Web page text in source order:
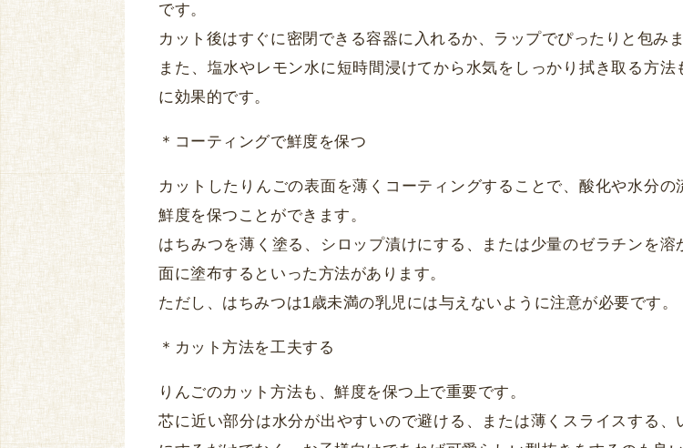
です。
カット後はすぐに密閉できる容器に入れるか、ラップでぴったりと包みま
また、塩水やレモン水に短時間浸けてから水気をしっかり拭き取る方法
に効果的です。
＊コーティングで鮮度を保つ
カットしたりんごの表面を薄くコーティングすることで、酸化や水分の
鮮度を保つことができます。
はちみつを薄く塗る、シロップ漬けにする、または少量のゼラチンを溶
面に塗布するといった方法があります。
ただし、はちみつは1歳未満の乳児には与えないように注意が必要です。
＊カット方法を工夫する
りんごのカット方法も、鮮度を保つ上で重要です。
芯に近い部分は水分が出やすいので避ける、または薄くスライスする、